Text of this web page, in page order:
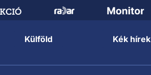
Külföld Kék hírek